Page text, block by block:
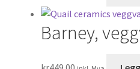
Barney,